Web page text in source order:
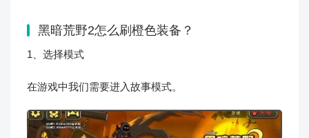
黑暗荒野2怎么刷橙色装备？
1、选择模式
在游戏中我们需要进入故事模式。